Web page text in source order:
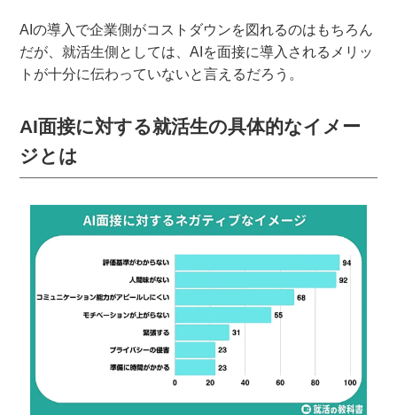
AIの導入で企業側がコストダウンを図れるのはもちろん
だが、就活生側としては、AIを面接に導入されるメリッ
トが十分に伝わっていないと言えるだろう。
AI面接に対する就活生の具体的なイメー
ジとは